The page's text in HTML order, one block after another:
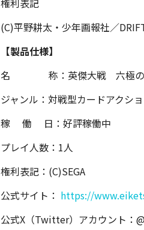
権利表記
(C)平野耕太・少年画報社／
【製品仕様】
名 称：英傑大戦 六極の
ジャンル：対戦型カードアクシ
稼 働 日：好評稼働中
プレイ人数：1人
権利表記：(C)SEGA
公式サイト： https://
公式X（Twitter）アカウント：